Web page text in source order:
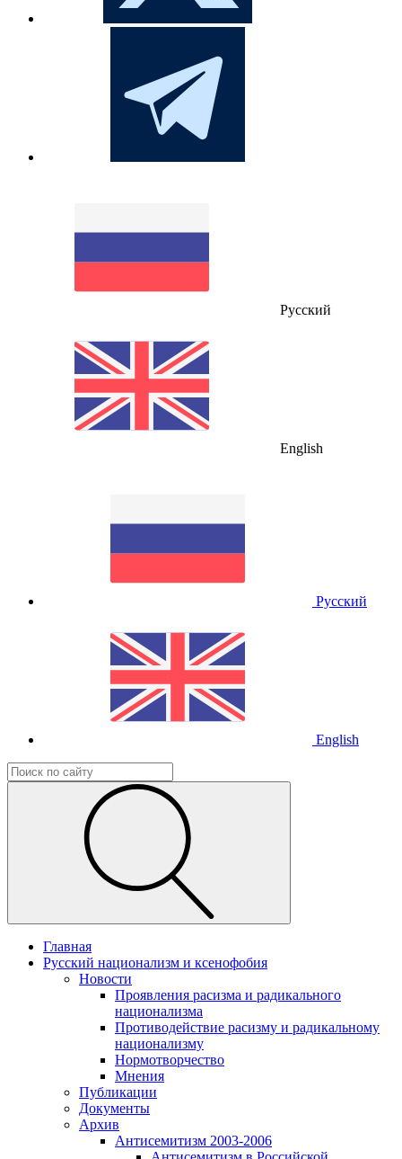
Русский
English
Русский
English
Главная
Русский национализм и ксенофобия
Новости
Проявления расизма и радикального
национализма
Противодействие расизму и радикальному
национализму
Нормотворчество
Мнения
Публикации
Документы
Архив
Антисемитизм 2003-2006